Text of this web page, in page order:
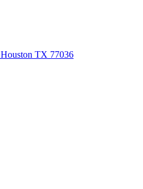
TX 77036